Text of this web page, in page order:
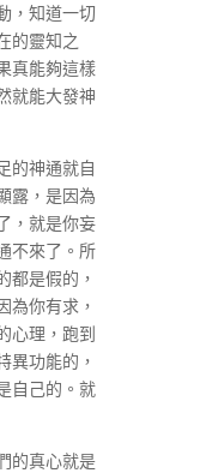
，知道一切
的靈知之
真能夠這樣
就能大發神
的神通就自
露，是因為
，就是你妄
不來了。所
都是假的，
為你有求，
心理，跑到
異功能的，
自己的。就
的真心就是